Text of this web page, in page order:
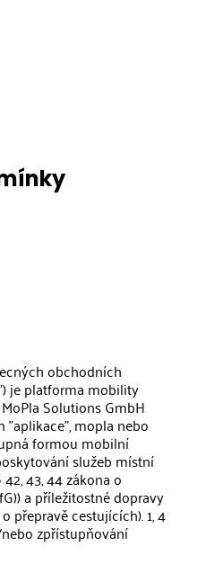
obchodních
je platforma mobility
Solutions GmbH
"aplikace", mopla nebo
formou mobilní
služeb místní
43, 44 zákona o
a příležitostné dopravy
přepravě cestujících). 1, 4
zpřístupňování